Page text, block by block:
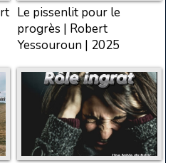
Le pissenlit pour le
progrès | Robert
Yessouroun | 2025